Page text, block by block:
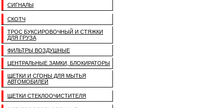
СИГНАЛЫ
СКОТЧ
ТРОС БУКСИРОВОЧНЫЙ И СТЯЖКИ
ДЛЯ ГРУЗА
ФИЛЬТРЫ ВОЗДУШНЫЕ
ЦЕНТРАЛЬНЫЕ ЗАМКИ, БЛОКИРАТОРЫ
ЩЕТКИ И СГОНЫ ДЛЯ МЫТЬЯ
АВТОМОБИЛЕЙ
ЩЕТКИ СТЕКЛООЧИСТИТЕЛЯ